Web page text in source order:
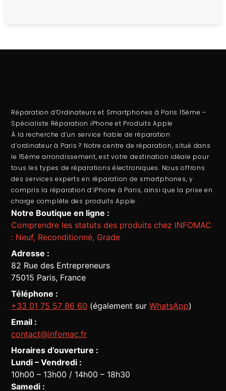
Réparation d’Ordinateurs et Smartphones à Paris 15ème –
Spécialiste Réparation iPhone et Produits Apple
À la recherche d’un service fiable de réparation
d’ordinateurà Paris ? Notre centre de réparation, situé dans
le 15ème arrondissement, est votre destination idéale pour
tous les types de réparations électroniques. Nous offrons
des services experts en réparation de smartphones, y
compris la réparation d’iPhone à Paris, ainsi que la prise en
charge complète des produits Apple.
Notre Boutique en ligne :
Comprendre les statuts des produits chez INFOMAC
: Neuf, Reconditionné, Grade
Adresse :
82 Rue des Entrepreneurs
75015 Paris, France
Téléphone :
+33 01 75 57 86 60 (également surWhatsApp)
Email :
contact@infomac.fr
Horaires d’ouverture :
Lundi – Vendredi :
10h00 – 13h00 / 14h00 – 18h30
Samedi :
Assistant Infomac